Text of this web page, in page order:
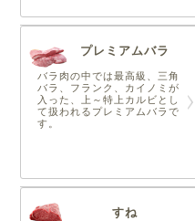
プレミアムバラ
バラ肉の中では最高級、三角
バラ、フランク、カイノミが
入った、上～特上カルビとし
て扱われるプレミアムバラで
す。
すね